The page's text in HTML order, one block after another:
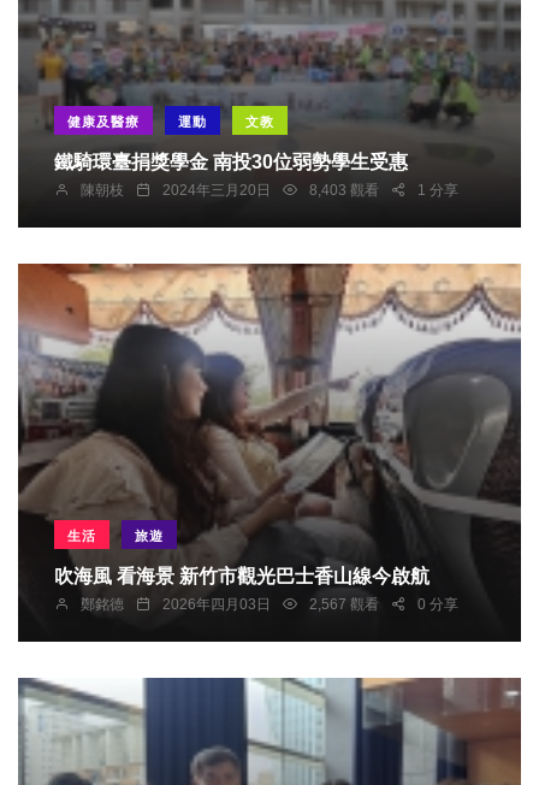
健康及醫療 運動 文教
鐵騎環臺捐獎學金 南投30位弱勢學生受惠
陳朝枝 2024年三月20日 8,403 觀看 1 分享
生活 旅遊
吹海風 看海景 新竹市觀光巴士香山線今啟航
鄭銘德 2026年四月03日 2,567 觀看 0 分享